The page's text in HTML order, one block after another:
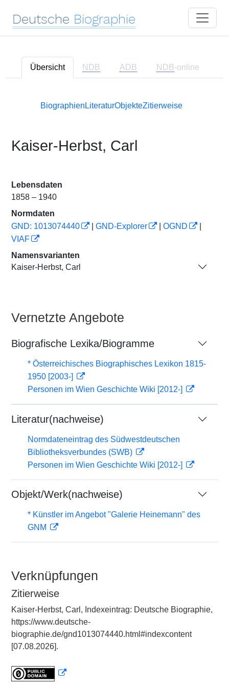
Deutsche Biographie
Übersicht NDB ADB NDB-online
Biographien LiteraturObjekteZitierweise
Kaiser-Herbst, Carl
Lebensdaten
1858 – 1940
Normdaten
GND: 1013074440
GND-Explorer OGND
VIAF
Namensvarianten
Kaiser-Herbst, Carl
Vernetzte Angebote
Biografische Lexika/Biogramme
* Österreichisches Biographisches Lexikon 1815-
1950 [2003-]
Personen im Wien Geschichte Wiki [2012-]
Literatur(nachweise)
Normdateneintrag des Südwestdeutschen
Bibliotheksverbundes (SWB)
Personen im Wien Geschichte Wiki [2012-]
Objekt/Werk(nachweise)
* Künstler im Angebot "Galerie Heinemann" des
GNM
Verknüpfungen
Zitierweise
Kaiser-Herbst, Carl, Indexeintrag: Deutsche Biographie,
https://www.deutsche-
biographie.de/gnd1013074440.html#indexcontent
[07.08.2026].